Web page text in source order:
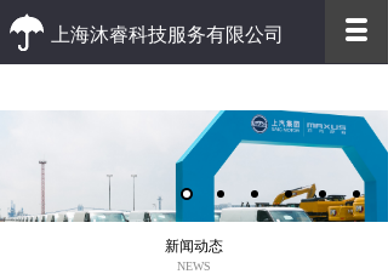
上海沐睿科技服务有限公司
优质的客户服务 高效的办事效率
新闻动态
NEWS